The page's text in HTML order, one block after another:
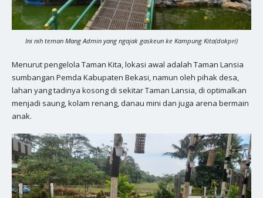
Ini nih teman Mang Admin yang ngajak gaskeun ke Kampung Kita(dokpri)
Menurut pengelola Taman Kita, lokasi awal adalah Taman Lansia
sumbangan Pemda Kabupaten Bekasi, namun oleh pihak desa,
lahan yang tadinya kosong di sekitar Taman Lansia, di optimalkan
menjadi saung, kolam renang, danau mini dan juga arena bermain
anak.